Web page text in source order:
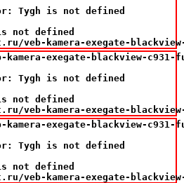
Tygh is not defined
not defined
veb-kamera-exegate-
exegate-blackview-c931-
Tygh is not defined
not defined
veb-kamera-exegate-
exegate-blackview-c931-
Tygh is not defined
not defined
veb-kamera-exegate-